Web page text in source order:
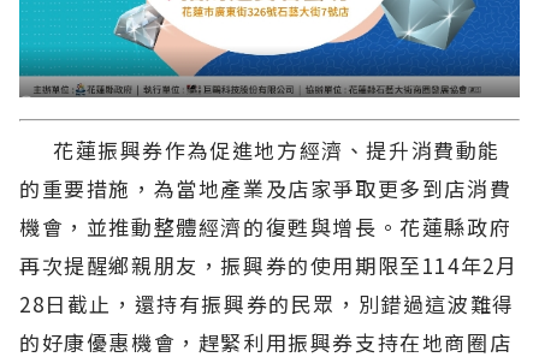
花蓮振興券作為促進地方經濟、提升消費動能
的重要措施，為當地產業及店家爭取更多到店消費
機會，並推動整體經濟的復甦與增長。花蓮縣政府
再次提醒鄉親朋友，振興券的使用期限至114年2月
28日截止，還持有振興券的民眾，別錯過這波難得
的好康優惠機會，趕緊利用振興券支持在地商圈店